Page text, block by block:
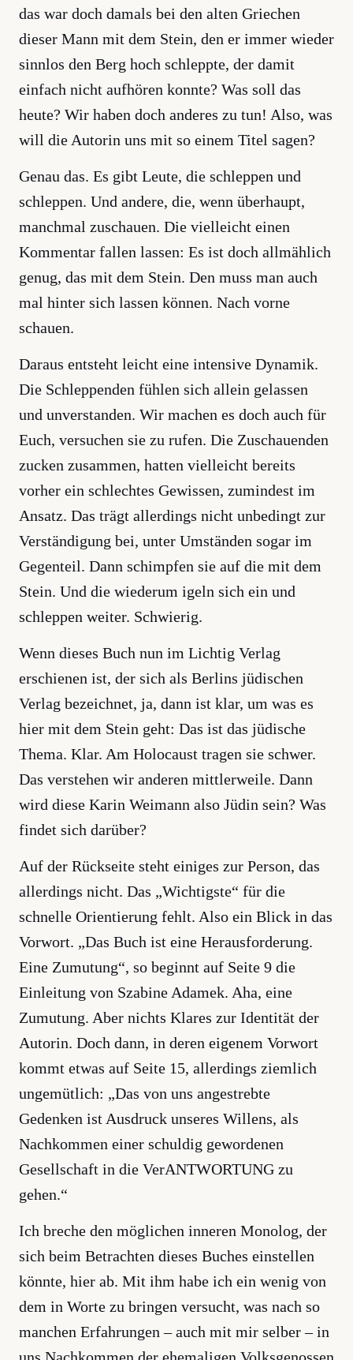
das war doch damals bei den alten Griechen
dieser Mann mit dem Stein, den er immer wieder
sinnlos den Berg hoch schleppte, der damit
einfach nicht aufhören konnte? Was soll das
heute? Wir haben doch anderes zu tun! Also, was
will die Autorin uns mit so einem Titel sagen?
Genau das. Es gibt Leute, die schleppen und
schleppen. Und andere, die, wenn überhaupt,
manchmal zuschauen. Die vielleicht einen
Kommentar fallen lassen: Es ist doch allmählich
genug, das mit dem Stein. Den muss man auch
mal hinter sich lassen können. Nach vorne
schauen.
Daraus entsteht leicht eine intensive Dynamik.
Die Schleppenden fühlen sich allein gelassen
und unverstanden. Wir machen es doch auch für
Euch, versuchen sie zu rufen. Die Zuschauenden
zucken zusammen, hatten vielleicht bereits
vorher ein schlechtes Gewissen, zumindest im
Ansatz. Das trägt allerdings nicht unbedingt zur
Verständigung bei, unter Umständen sogar im
Gegenteil. Dann schimpfen sie auf die mit dem
Stein. Und die wiederum igeln sich ein und
schleppen weiter. Schwierig.
Wenn dieses Buch nun im Lichtig Verlag
erschienen ist, der sich als Berlins jüdischen
Verlag bezeichnet, ja, dann ist klar, um was es
hier mit dem Stein geht: Das ist das jüdische
Thema. Klar. Am Holocaust tragen sie schwer.
Das verstehen wir anderen mittlerweile. Dann
wird diese Karin Weimann also Jüdin sein? Was
findet sich darüber?
Auf der Rückseite steht einiges zur Person, das
allerdings nicht. Das „Wichtigste“ für die
schnelle Orientierung fehlt. Also ein Blick in das
Vorwort. „Das Buch ist eine Herausforderung.
Eine Zumutung“, so beginnt auf Seite 9 die
Einleitung von Szabine Adamek. Aha, eine
Zumutung. Aber nichts Klares zur Identität der
Autorin. Doch dann, in deren eigenem Vorwort
kommt etwas auf Seite 15, allerdings ziemlich
ungemütlich: „Das von uns angestrebte
Gedenken ist Ausdruck unseres Willens, als
Nachkommen einer schuldig gewordenen
Gesellschaft in die VerANTWORTUNG zu
gehen.“
Ich breche den möglichen inneren Monolog, der
sich beim Betrachten dieses Buches einstellen
könnte, hier ab. Mit ihm habe ich ein wenig von
dem in Worte zu bringen versucht, was nach so
manchen Erfahrungen – auch mit mir selber – in